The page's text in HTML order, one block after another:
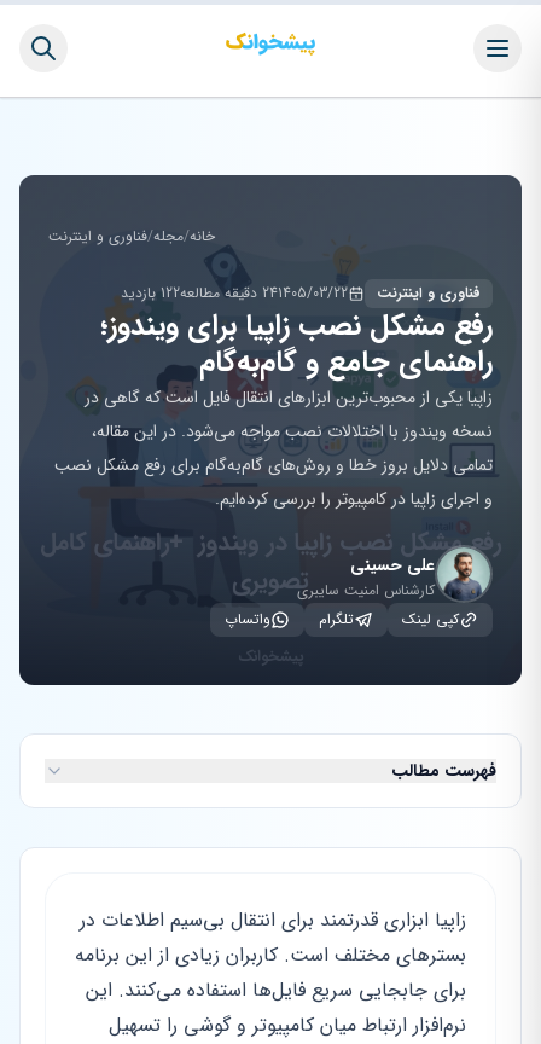
خانه/مجله/فناوری و اینترنت
فناوری و اینترنت 1405/03/2224 دقیقه مطالعه 122 بازدید
رفع مشکل نصب زاپیا برای ویندوز؛
راهنمای جامع و گام‌به‌گام
زاپیا یکی از محبوب‌ترین ابزارهای انتقال فایل است که گاهی در
نسخه ویندوز با اختلالات نصب مواجه می‌شود. در این مقاله،
تمامی دلایل بروز خطا و روش‌های گام‌به‌گام برای رفع مشکل نصب
و اجرای زاپیا در کامپیوتر را بررسی کرده‌ایم.
علی حسینی
کارشناس امنیت سایبری
کپی لینک
تلگرام واتساپ
فهرست مطالب
زاپیا ابزاری قدرتمند برای انتقال بی‌سیم اطلاعات در
بسترهای مختلف است. کاربران زیادی از این برنامه
برای جابجایی سریع فایل‌ها استفاده می‌کنند. این
نرم‌افزار ارتباط میان کامپیوتر و گوشی را تسهیل